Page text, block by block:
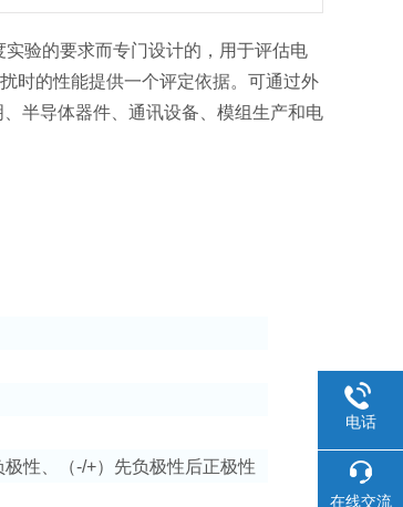
验的要求而专门设计的，用于评估电
时的性能提供一个评定依据。可通过外
半导体器件、通讯设备、模组生产和电
性、（-/+）先负极性后正极性
电话
在线交流